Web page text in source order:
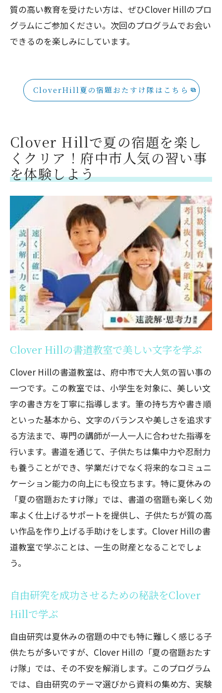
質の高い教育を受けたい方は、ぜひClover Hillのプロ
グラムにご参加ください。次回のプログラムでお会い
できるのを楽しみにしています。
CloverHill夏の宿題おたすけ隊はこちら
Clover Hillで夏の宿題を楽し
くクリア！府中市人気の習い事
を体験しよう
Clover Hillの書道教室で美しい文字を学ぶ
Clover Hillの書道教室は、府中市で大人気の習い事の
一つです。この教室では、小学生を対象に、美しい文
字の書き方を丁寧に指導します。筆の持ち方や書き順
といった基本から、文字のバランスや美しさを追求す
る方法まで、専門の講師が一人一人に合わせた指導を
行います。書道を通じて、子供たちは集中力や忍耐力
も養うことができ、学業だけでなく将来的なコミュニ
ケーション能力の向上にも役立ちます。特に夏休みの
「夏の宿題おたすけ隊」では、書道の宿題も楽しく効
率よく仕上げるサポートを提供し、子供たちが質の高
い作品を作り上げる手助けをします。Clover Hillの書
道教室で学ぶことは、一生の財産となることでしょ
う。
自由研究を成功させるための秘訣をClover
Hillで学ぶ
自由研究は夏休みの宿題の中でも特に難しく感じる子
供たちが多いですが、Clover Hillの「夏の宿題おたす
け隊」では、その不安を解消します。このプログラム
では、自由研究のテーマ選びから資料の集め方、実験